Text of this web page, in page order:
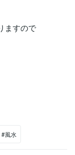
ますので
#風水